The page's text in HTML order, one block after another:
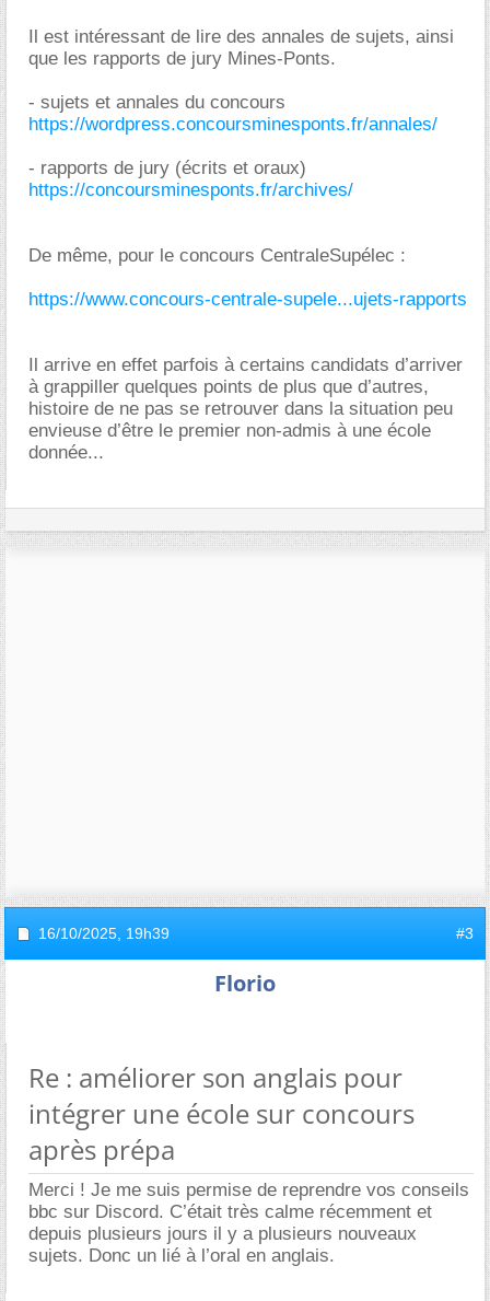
Il est intéressant de lire des annales de sujets, ainsi
que les rapports de jury Mines-Ponts.
- sujets et annales du concours
https://wordpress.concoursminesponts.fr/annales/
- rapports de jury (écrits et oraux)
https://concoursminesponts.fr/archives/
De même, pour le concours CentraleSupélec :
https://www.concours-centrale-supele...ujets-rapports
Il arrive en effet parfois à certains candidats d’arriver
à grappiller quelques points de plus que d’autres,
histoire de ne pas se retrouver dans la situation peu
envieuse d’être le premier non-admis à une école
donnée...
16/10/2025, 19h39 #3
Florio
Re : améliorer son anglais pour
intégrer une école sur concours
après prépa
Merci ! Je me suis permise de reprendre vos conseils
bbc sur Discord. C’était très calme récemment et
depuis plusieurs jours il y a plusieurs nouveaux
sujets. Donc un lié à l’oral en anglais.